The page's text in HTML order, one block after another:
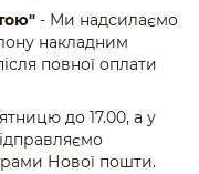
- Ми надсилаємо
накладним
повної оплати
до 17.00, а у
Нової пошти.